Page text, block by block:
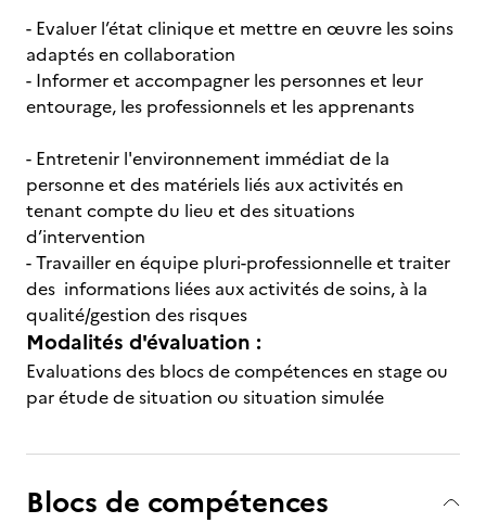
- Evaluer l’état clinique et mettre en œuvre les soins
adaptés en collaboration
- Informer et accompagner les personnes et leur
entourage, les professionnels et les apprenants
- Entretenir l'environnement immédiat de la
personne et des matériels liés aux activités en
tenant compte du lieu et des situations
d’intervention
- Travailler en équipe pluri-professionnelle et traiter
des informations liées aux activités de soins, à la
qualité/gestion des risques
Modalités d'évaluation :
Evaluations des blocs de compétences en stage ou
par étude de situation ou situation simulée
Blocs de compétences